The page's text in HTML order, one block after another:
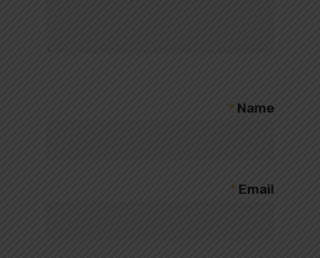
Name
*
Email
*